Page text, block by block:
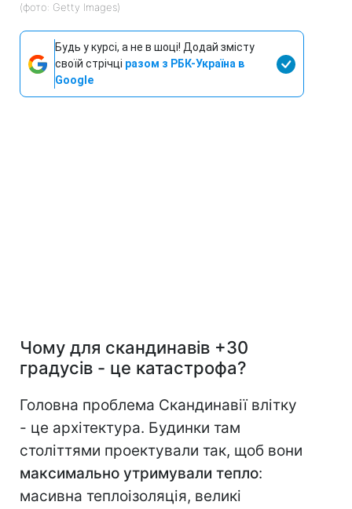
(фото: Getty Images)
Будь у курсі, а не в шоці! Додай змісту
своїй стрічці разом з РБК-Україна в
Google
Чому для скандинавів +30
градусів - це катастрофа?
Головна проблема Скандинавії влітку
- це архітектура. Будинки там
століттями проектували так, щоб вони
максимально утримували тепло:
масивна теплоізоляція, великі